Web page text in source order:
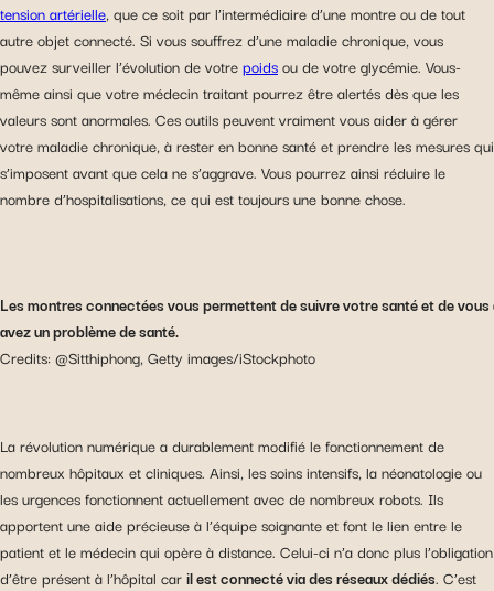
tension artérielle, que ce soit par l’intermédiaire d’une montre ou de tout
autre objet connecté. Si vous souffrez d’une maladie chronique, vous
pouvez surveiller l’évolution de votrepoidsou de votre glycémie. Vous-
même ainsi que votre médecin traitant pourrez être alertés dès que les
valeurs sont anormales. Ces outils peuvent vraiment vous aider à gérer
votre maladie chronique, à rester en bonne santé et prendre les mesures qui
s’imposent avant que cela ne s’aggrave. Vous pourrez ainsi réduire le
nombre d’hospitalisations, ce qui est toujours une bonne chose.
Les montres connectées vous permettent de suivre votre santé et de
avez un problème de santé.
Credits: @Sitthiphong, Getty images/iStockphoto
La révolution numérique a durablement modifié le fonctionnement de
nombreux hôpitaux et cliniques. Ainsi, les soins intensifs, la néonatologie ou
les urgences fonctionnent actuellement avec de nombreux robots. Ils
apportent une aide précieuse à l’équipe soignante et font le lien entre le
patient et le médecin qui opère à distance. Celui-ci n’a donc plus l’obligation
d’être présent à l’hôpital caril est connecté via des réseaux dédiés. C’est